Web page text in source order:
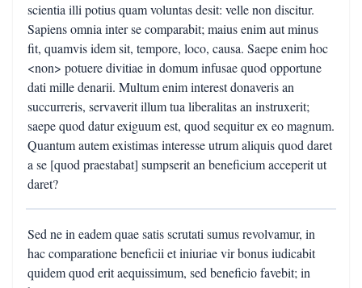
scientia illi potius quam voluntas desit: velle non discitur.
Sapiens omnia inter se comparabit; maius enim aut minus
fit, quamvis idem sit, tempore, loco, causa. Saepe enim hoc
<non> potuere divitiae in domum infusae quod opportune
dati mille denarii. Multum enim interest donaveris an
succurreris, servaverit illum tua liberalitas an instruxerit;
saepe quod datur exiguum est, quod sequitur ex eo magnum.
Quantum autem existimas interesse utrum aliquis quod daret
a se [quod praestabat] sumpserit an beneficium acceperit ut
daret?
Sed ne in eadem quae satis scrutati sumus revolvamur, in
hac comparatione beneficii et iniuriae vir bonus iudicabit
quidem quod erit aequissimum, sed beneficio favebit; in